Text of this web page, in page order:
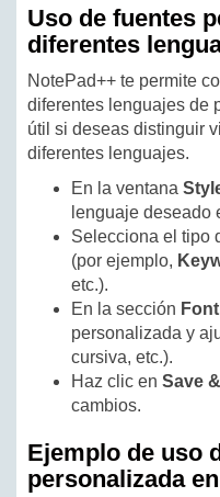
Uso de fuentes
diferentes
NotePad++ te permite
diferentes lenguajes de
útil si deseas distinguir
diferentes lenguajes.
En la ventana
lenguaje deseado
Selecciona el tipo
(por ejemplo,
etc.).
En la sección
personalizada y
cursiva, etc.).
Haz clic en Save
cambios.
Ejemplo de uso
personalizada